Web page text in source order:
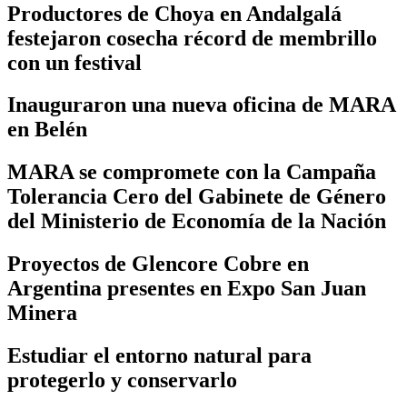
Productores de Choya en Andalgalá
festejaron cosecha récord de membrillo
con un festival
Inauguraron una nueva oficina de MARA
en Belén
MARA se compromete con la Campaña
Tolerancia Cero del Gabinete de Género
del Ministerio de Economía de la Nación
Proyectos de Glencore Cobre en
Argentina presentes en Expo San Juan
Minera
Estudiar el entorno natural para
protegerlo y conservarlo